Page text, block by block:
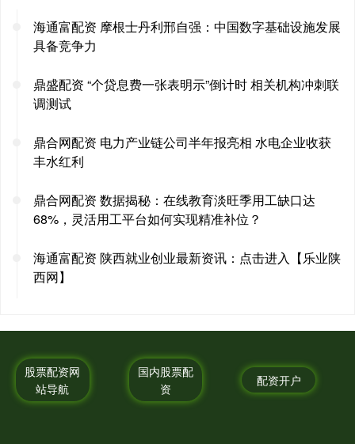
海通富配资 摩根士丹利邢自强：中国数字基础设施发展
具备竞争力
鼎盛配资 “个贷息费一张表明示”倒计时 相关机构冲刺联
调测试
鼎合网配资 电力产业链公司半年报亮相 水电企业收获
丰水红利
鼎合网配资 数据揭秘：在线教育淡旺季用工缺口达
68%，灵活用工平台如何实现精准补位？
海通富配资 陕西就业创业最新资讯：点击进入【乐业陕
西网】
股票配资网
站导航
国内股票配
资
配资开户